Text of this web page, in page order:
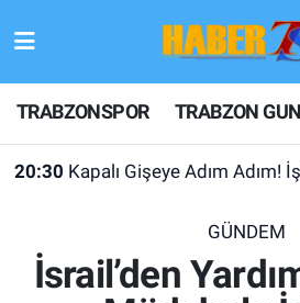
TRABZONSPOR TRABZON
20:30 Kapalı Gişeye Adım Adım! İşte
GÜNDEM
İsrail’den
TRABZONSPOR
TRABZON GUNDEMI
Hava Durumu
Trafik Durumu